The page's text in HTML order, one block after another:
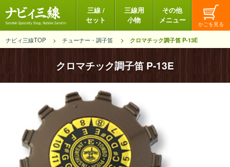
三線 /
セット
三線用
小物
その他
メニュー
ナビィ三線TOP チューナー・調子笛 クロマチック調子笛 P-13E
クロマチック調子笛 P-13E